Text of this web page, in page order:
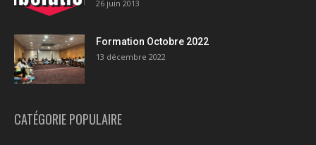
26 juin 2013
Formation Octobre 2022
13 décembre 2022
CATÉGORIE POPULAIRE